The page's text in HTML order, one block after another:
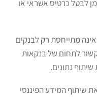
לבטל כרטיס אשראי או
מתייחסת רק לבנקים
לתחום של בנקאות
נתונים.
שיתוף המידע הפיננסי